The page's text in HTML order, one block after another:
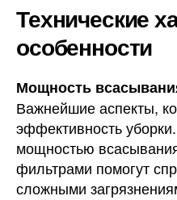
Технические
особенности
Мощность
Важнейшие аспекты,
эффективность
мощностью
фильтрами помогут
сложными